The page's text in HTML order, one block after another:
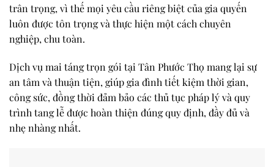
trân trọng, vì thếmọi yêu cầu riêng biệt của gia quyến
luôn được tôn trọng và thực hiện một cách chuyên
nghiệp, chu toàn.
Dịch vụ mai táng trọn gói tại Tân Phước Thọ mang lại sự
an tâm và thuận tiện, giúp gia đình tiết kiệm thời gian,
công sức, đồng thời đảm bảo các thủ tục pháp lý và quy
trình tang lễđược hoàn thiện đúng quy định, đầy đủ và
nhẹ nhàng nhất.